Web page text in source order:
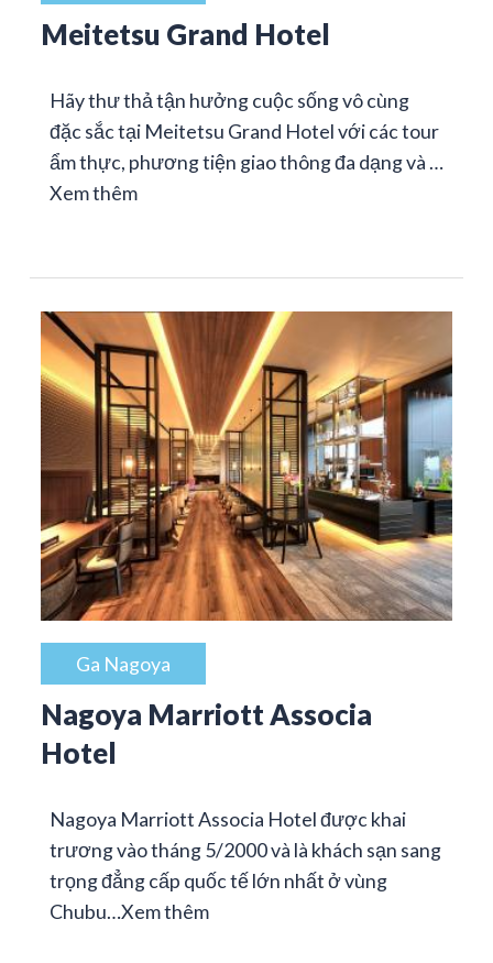
Meitetsu Grand Hotel
Hãy thư thả tận hưởng cuộc sống vô cùng
đặc sắc tại Meitetsu Grand Hotel với các tour
ẩm thực, phương tiện giao thông đa dạng và …
Xem thêm
Ga Nagoya
Nagoya Marriott Associa
Hotel
Nagoya Marriott Associa Hotel được khai
trương vào tháng 5/2000 và là khách sạn sang
trọng đẳng cấp quốc tế lớn nhất ở vùng
Chubu…Xem thêm